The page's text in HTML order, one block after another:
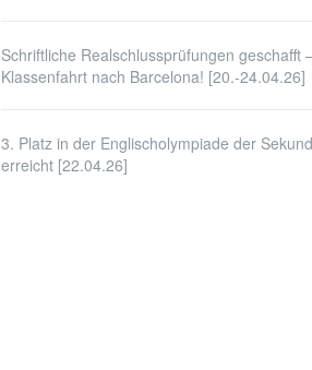
Schriftliche Realschlussprüfungen geschafft
Klassenfahrt nach Barcelona! [20.-24.04.26]
3. Platz in der Englischolympiade der
erreicht [22.04.26]